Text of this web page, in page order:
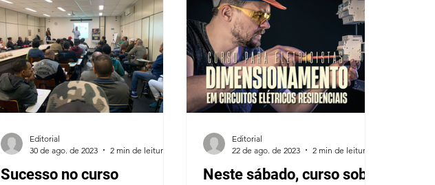
Sucesso no curso
Editorial
30 de ago. de 2023
2 min de leitura
Neste sábado, curso sobre
Editorial
22 de ago. de 2023
2 min de leitura